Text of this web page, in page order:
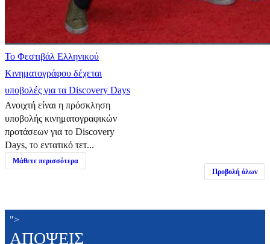
Το Φεστιβάλ Ελληνικού
Κινηματογράφου δέχεται
υποβολές για τα Discovery Days
Ανοιχτή είναι η πρόσκληση
υποβολής κινηματογραφικών
προτάσεων για το Discovery
Days, το εντατικό τετ...
Μάθετε περισσότερα
Προβολή όλων
">
ΑΠΟΨΕΙΣ